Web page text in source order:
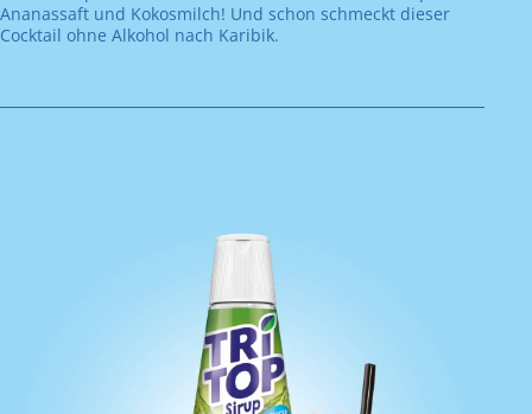
Ananassaft und Kokosmilch! Und schon schmeckt dieser
Cocktail ohne Alkohol nach Karibik.